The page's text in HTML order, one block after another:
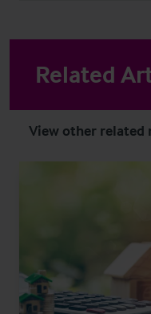
Related
View other related